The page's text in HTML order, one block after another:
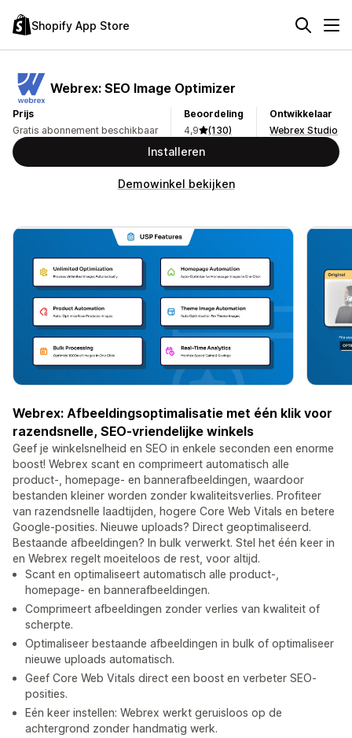
Shopify App Store
Webrex: SEO Image Optimizer
Prijs
Gratis abonnement beschikbaar
Beoordeling
4,9
(130)
Ontwikkelaar
Webrex Studio
Installeren
Demowinkel bekijken
Webrex: Afbeeldingsoptimalisatie met één klik voor
razendsnelle, SEO-vriendelijke winkels
Geef je winkelsnelheid en SEO in enkele seconden een enorme
boost! Webrex scant en comprimeert automatisch alle
product-, homepage- en bannerafbeeldingen, waardoor
bestanden kleiner worden zonder kwaliteitsverlies. Profiteer
van razendsnelle laadtijden, hogere Core Web Vitals en betere
Google-posities. Nieuwe uploads? Direct geoptimaliseerd.
Bestaande afbeeldingen? In bulk verwerkt. Stel het één keer in
en Webrex regelt moeiteloos de rest, voor altijd.
Scant en optimaliseert automatisch alle product-,
homepage- en bannerafbeeldingen.
Comprimeert afbeeldingen zonder verlies van kwaliteit of
scherpte.
Optimaliseer bestaande afbeeldingen in bulk of optimaliseer
nieuwe uploads automatisch.
Geef Core Web Vitals direct een boost en verbeter SEO-
posities.
Eén keer instellen: Webrex werkt geruisloos op de
achtergrond zonder handmatig werk.